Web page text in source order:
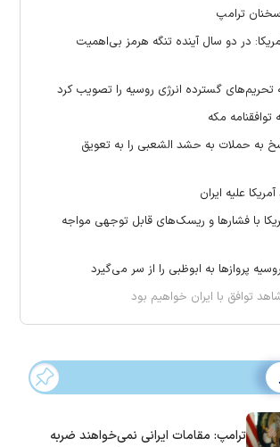
ترامپ
در دو سال آینده تنگه هرمز بی‌اهمیت
تحریم‌های گسترده انرژی روسیه را تصویب کرد
مکه
به حملات به حشد الشعبی را به تعویق
علیه ایران
با فشارها و ریسک‌های قابل توجهی مواجه
پرواز‌ها به ابوظبی را از سر می‌گیرد
توافق با ایران خواهیم بود
ترامپ: مقامات ایرانی نمی‌خواهند ضربه